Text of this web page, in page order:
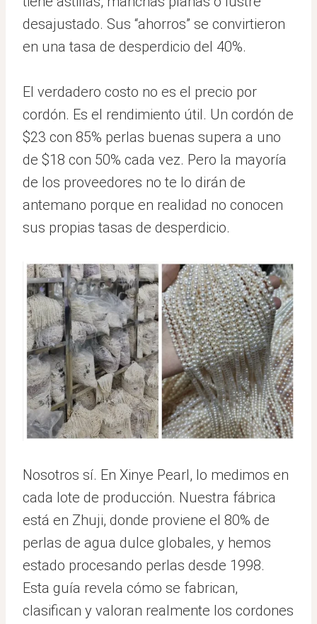
desajustado. Sus “ahorros” se convirtieron
en una tasa de desperdicio del 40%.
El verdadero costo no es el precio por
cordón. Es el rendimiento útil. Un cordón de
$23 con 85% perlas buenas supera a uno
de $18 con 50% cada vez. Pero la mayoría
de los proveedores no te lo dirán de
antemano porque en realidad no conocen
sus propias tasas de desperdicio.
Nosotros sí. En Xinye Pearl, lo medimos en
cada lote de producción. Nuestra fábrica
está en Zhuji, donde proviene el 80% de
perlas de agua dulce globales, y hemos
estado procesando perlas desde 1998.
Esta guía revela cómo se fabrican,
clasifican y valoran realmente los cordones